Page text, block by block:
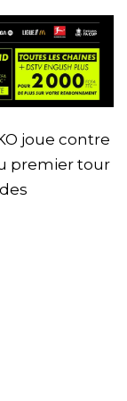
joue contre
premier tour